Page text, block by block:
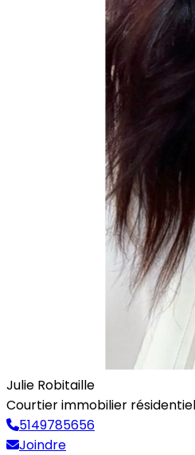
Julie Robitaille
Courtier immobilier
5149785656
Joindre